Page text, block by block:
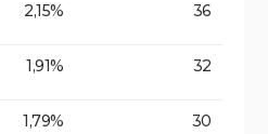
2,15% 36
1,91% 32
1,79% 30